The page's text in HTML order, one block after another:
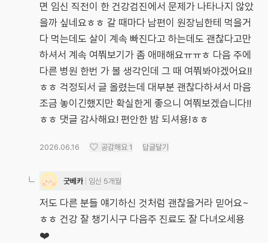
면 임신 직전이 한 건강검진에서 문제가 나타나지 않았
을까 싶네요ㅎㅎ 갈 때마다 남편이 원장님한테 먹을거
다 먹는데도 살이 계속 빠진다고 하는데도 괜찮다고만
하셔서 계속 여쭤보기가 좀 애매해요ㅠㅠㅎ 다음 주에
다른 병원 한번 가 볼 생각인데 그 때 여쭤봐야겠어요!!
ㅎㅎ 걱정되서 글 올렸는데 대부분 괜찮다하셔서 마음
조금 놓이긴했지만 확실한게 좋으니 여쭤보겠습니다!!
ㅎㅎ 댓글 감사해요! 편안한 밤 되셔용!ㅎㅎ
2026.06.16 공감해요 1 답글달기
굿베카 임신 5개월
저도 다른 분들 얘기하신 것처럼 괜찮을거라 믿어요~
ㅎㅎ 건강 잘 챙기시구 다음주 진료도 잘 다녀오세용
❤️